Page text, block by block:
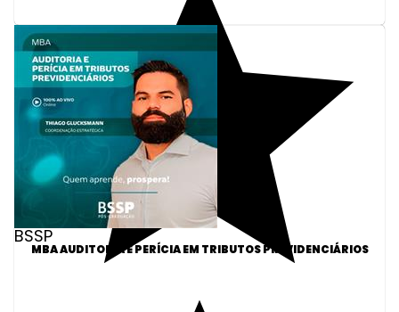
BSSP
MBA AUDITORIA E PERÍCIA EM TRIBUTOS PREVIDENCIÁRIOS